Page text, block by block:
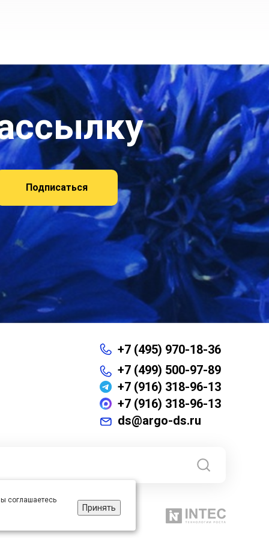
Подписаться
+7 (495) 970-18-36
+7 (499) 500-97-89
+7 (916) 318-96-13
+7 (916) 318-96-13
ds@argo-ds.ru
соглашаетесь
Принять